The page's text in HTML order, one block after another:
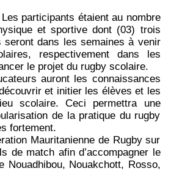
Les participants étaient au nombre
et sportive dont (03) trois
seront dans les semaines à venir
respectivement dans les
le projet du rugby scolaire.
auront les connaissances
et initier les élèves et les
scolaire. Ceci permettra une
de la pratique du rugby
fortement.
Mauritanienne de Rugby sur
de match afin d’accompagner le
Nouadhibou, Nouakchott, Rosso,